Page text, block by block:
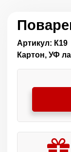
Артикул: К19
Картон, УФ